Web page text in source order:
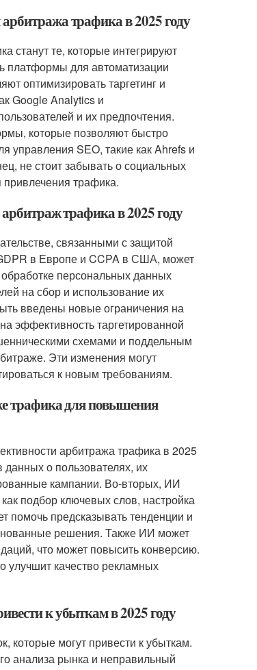
трафика в 2025 году
станут те, которые интегрируют
платформы для автоматизации
оптимизировать таргетинг и
Google Analytics и
и их предпочтения.
которые позволяют быстро
управления SEO, такие как Ahrefs и
не стоит забывать о социальных
трафика.
трафика в 2025 году
связанными с защитой
в Европе и CCPA в США, может
персональных данных
на сбор и использование их
введены новые ограничения на
эффективность таргетированной
схемами и поддельным
Эти изменения могут
к новым требованиям.
трафика для повышения
арбитража трафика в 2025
о пользователях, их
кампании. Во-вторых, ИИ
подбор ключевых слов, настройка
помочь предсказывать тенденции и
решения. Также ИИ может
что может повысить конверсию.
улучшит качество рекламных
к убыткам в 2025 году
которые могут привести к убыткам.
анализа рынка и неправильный